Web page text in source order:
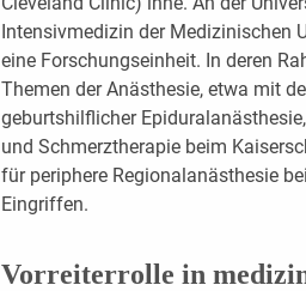
Intensivmedizin der Medizinischen
eine Forschungseinheit. In deren
Themen der ­Anästhesie, etwa mit
geburtshilflicher
und Schmerztherapie beim
für periphere Regionalanästhesie
Eingriffen.
Vorreiterrolle in